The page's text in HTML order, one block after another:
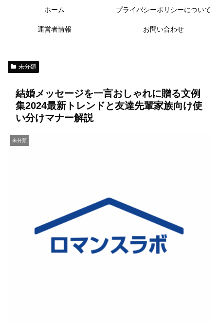
ホーム プライバシーポリシーについて
運営者情報 お問い合わせ
未分類
結婚メッセージを一言おしゃれに贈る文例
集2024最新トレンドと友達先輩家族向け使
い分けマナー解説
未分類